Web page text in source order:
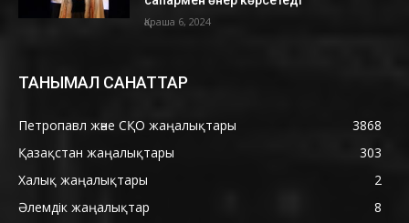
Қараша 6, 2024
ТАНЫМАЛ САНАТТАР
Петропавл және СҚО жаңалықтары
3868
Қазақстан жаңалықтары
303
Халық жаңалықтары
2
Әлемдік жаңалықтар
8